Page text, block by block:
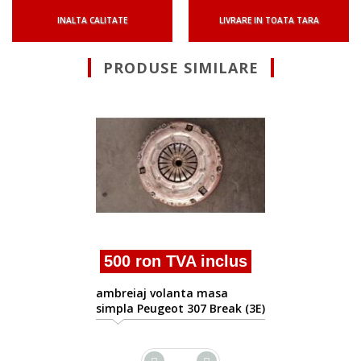
INALTA CALITATE LIVRARE IN TOATA TARA
PRODUSE SIMILARE
500 ron TVA inclus
ambreiaj volanta masa
simpla Peugeot 307 1.6hdi
9hx combi